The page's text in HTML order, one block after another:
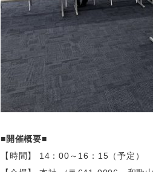
■開催概要■
【時間】 14：00～16：15（予定）